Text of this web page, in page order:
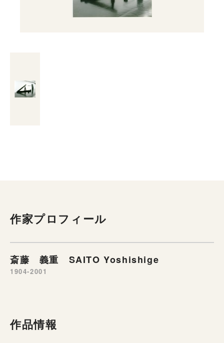
作家プロフィール
斎藤 義重 SAITO Yoshishige
1904-2001
作品情報